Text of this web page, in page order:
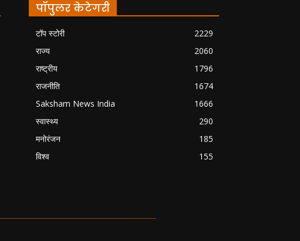
पॉपुलर केटेगरी
टॉप स्टोरी
2229
राज्य
2060
राष्ट्रीय
1796
राजनीति
1674
Saksham News India
1666
स्वास्थ्य
290
मनोरंजन
185
विश्व
155